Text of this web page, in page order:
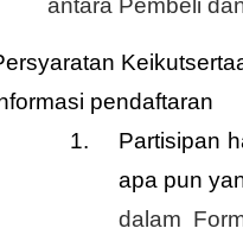
antara Pembeli
pendaftaran
Partisipan
apa pun
dalam